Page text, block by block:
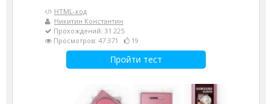
HTML-код
Никитин Константин
Прохождений: 31 225
Просмотров: 47 371
19
Пройти тест